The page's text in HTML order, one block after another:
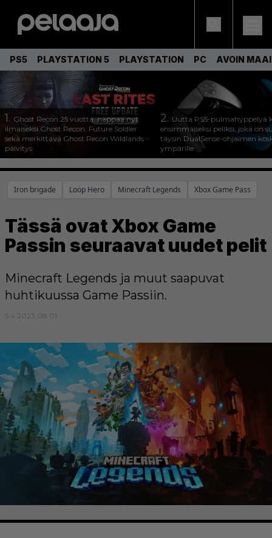
PS5 PLAYSTATION 5 PLAYSTATION PC AVOIN
1. Ghost Recon 25 vuotta: nappaa nyt
ilmaiseksi Ghost Recon: Future Soldier
sekä merkittävä Ghost Recon Wildlands -
päivitys
2. Uutta PS5-pulmahyppelyä
ensimmäiseksi peliksi, joka on
täysin DualSense-ohjaimen
ympärille
Iron brigade Loop Hero Minecraft Legends Xbox Game Pass
Tässä ovat Xbox Game
Passin seuraavat uudet pelit
Minecraft Legends ja muut saapuvat
huhtikuussa Game Passiin.
5.4.2023 08:01